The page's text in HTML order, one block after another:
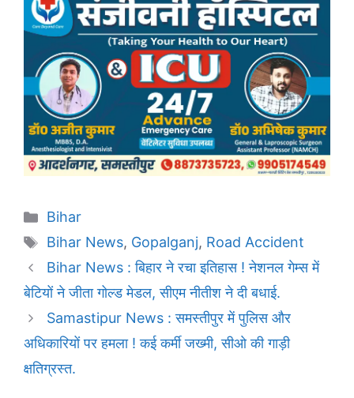
Categories
Bihar
Tags
Bihar News, Gopalganj, Road Accident
Bihar News : बिहार ने रचा इतिहास ! नेशनल गेम्स में
बेटियों ने जीता गोल्ड मेडल, सीएम नीतीश ने दी बधाई.
Samastipur News : समस्तीपुर में पुलिस और
अधिकारियों पर हमला ! कई कर्मी जख्मी, सीओ की गाड़ी
क्षतिग्रस्त.